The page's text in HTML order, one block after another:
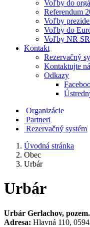
Voľby do
Referendum
Voľby
Voľby do
Voľby NR
Kontakt
Rezervačný
Kontaktujte
Odkazy
Organizácie
Partneri
Rezervačný systém
Úvodná stránka
Obec
Urbár
Urbár
Urbár Gerlachov,
Adresa: Hlavná 110,